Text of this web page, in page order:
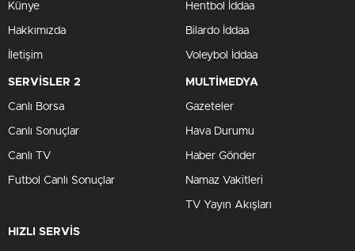
Künye
Hakkımızda
İletişim
Hentbol İddaa
Bilardo İddaa
Voleybol İddaa
SERVİSLER 2
Canlı Borsa
Canlı Sonuçlar
Canlı TV
Futbol Canlı Sonuçlar
MULTİMEDYA
Gazeteler
Hava Durumu
Haber Gönder
Namaz Vakitleri
TV Yayın Akışları
HIZLI SERVİS